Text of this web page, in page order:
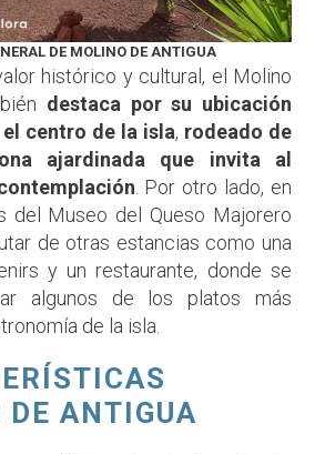
DE MOLINO DE ANTIGUA
histórico y cultural, el Molino
destaca por su ubicación
centro de la isla, rodeado de
ajardinada que invita al
. Por otro lado, en
del Museo del Queso Majorero
de otras estancias como una
y un restaurante, donde se
algunos de los platos más
de la isla.
ANTIGUA